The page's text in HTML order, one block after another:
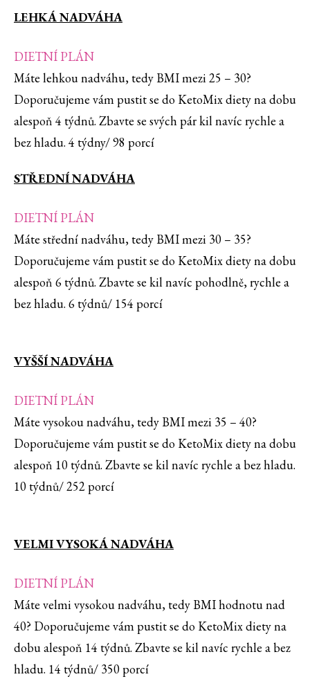
LEHKÁ NADVÁHA
DIETNÍ PLÁN
Máte lehkou nadváhu, tedy BMI mezi 25 – 30?
Doporučujeme vám pustit se do KetoMix diety na dobu
alespoň 4 týdnů. Zbavte se svých pár kil navíc rychle a
bez hladu. 4 týdny/ 98 porcí
STŘEDNÍ NADVÁHA
DIETNÍ PLÁN
Máte střední nadváhu, tedy BMI mezi 30 – 35?
Doporučujeme vám pustit se do KetoMix diety na dobu
alespoň 6 týdnů. Zbavte se kil navíc pohodlně, rychle a
bez hladu. 6 týdnů/ 154 porcí
VYŠŠÍ NADVÁHA
DIETNÍ PLÁN
Máte vysokou nadváhu, tedy BMI mezi 35 – 40?
Doporučujeme vám pustit se do KetoMix diety na dobu
alespoň 10 týdnů. Zbavte se kil navíc rychle a bez hladu.
10 týdnů/ 252 porcí
VELMI VYSOKÁ NADVÁHA
DIETNÍ PLÁN
Máte velmi vysokou nadváhu, tedy BMI hodnotu nad
40? Doporučujeme vám pustit se do KetoMix diety na
dobu alespoň 14 týdnů. Zbavte se kil navíc rychle a bez
hladu. 14 týdnů/ 350 porcí